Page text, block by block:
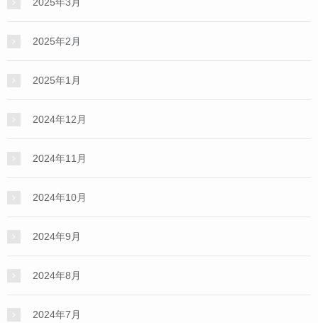
2025年3月
2025年2月
2025年1月
2024年12月
2024年11月
2024年10月
2024年9月
2024年8月
2024年7月